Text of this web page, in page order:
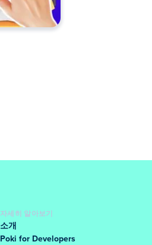
자세히 알아보기
소개
Poki for Developers